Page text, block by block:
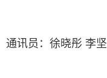
通讯员：徐晓彤 李坚